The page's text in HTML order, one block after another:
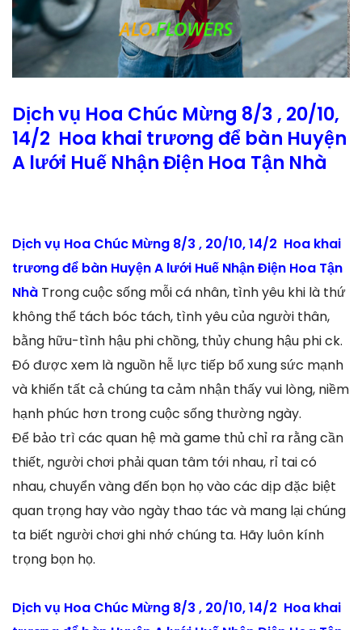
Dịch vụ Hoa Chúc Mừng 8/3 , 20/10,
14/2 Hoa khai trương để bàn Huyện
A lưới Huế Nhận Điện Hoa Tận Nhà
Dịch vụ Hoa Chúc Mừng 8/3 , 20/10, 14/2 Hoa khai
trương để bàn Huyện A lưới Huế Nhận Điện Hoa Tận
Nhà Trong cuộc sống mỗi cá nhân, tình yêu khi là thứ
không thể tách bóc tách, tình yêu của người thân,
bằng hữu-tình hậu phi chồng, thủy chung hậu phi ck.
Đó được xem là nguồn hễ lực tiếp bổ xung sức mạnh
và khiến tất cả chúng ta cảm nhận thấy vui lòng, niềm
hạnh phúc hơn trong cuộc sống thường ngày.
Để bảo trì các quan hệ mà game thủ chỉ ra rằng cần
thiết, người chơi phải quan tâm tới nhau, rỉ tai có
nhau, chuyển vàng đến bọn họ vào các dịp đặc biệt
quan trọng hay vào ngày thao tác và mang lại chúng
ta biết người chơi ghi nhớ chúng ta. Hãy luôn kính
trọng bọn họ.
Dịch vụ Hoa Chúc Mừng 8/3 , 20/10, 14/2 Hoa khai